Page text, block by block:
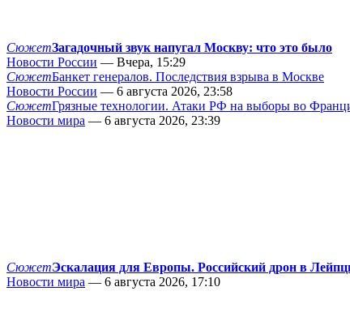
СюжетЗагадочный звук напугал Москву: что это было
Новости России — Вчера, 15:29
СюжетБанкет генералов. Последствия взрыва в Москве
Новости России — 6 августа 2026, 23:58
СюжетГрязные технологии. Атаки РФ на выборы во
Новости мира — 6 августа 2026, 23:39
СюжетЭскалация для Европы. Российский дрон в
Новости мира — 6 августа 2026, 17:10